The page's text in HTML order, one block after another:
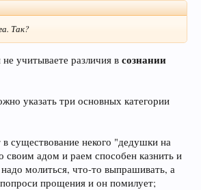
Так?
учитываете различия в сознании
указать три основных категории
в существование некого "дедушки на
своим адом и раем способен казнить и
молиться, что-то выпрашивать, а
прощения и он помилует;